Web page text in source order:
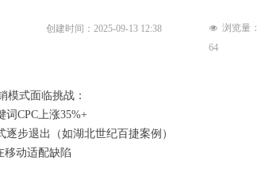
模式面临挑战：
词CPC上涨35%+
逐步退出（如湖北世纪百捷案例）
移动适配缺陷
创建时间： 2025-09-13 12:38 넶 浏览量：
64